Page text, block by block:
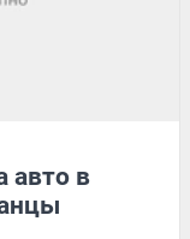
авто в